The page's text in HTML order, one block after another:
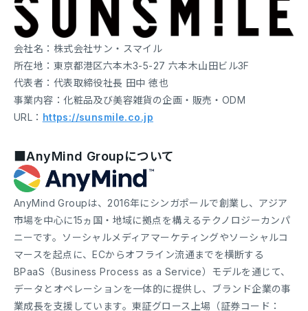
会社名：株式会社サン・スマイル
所在地：東京都港区六本木3-5-27 六本木山田ビル3F
代表者：代表取締役社長 田中 徳也
事業内容：化粧品及び美容雑貨の企画・販売・ODM
URL： https://sunsmile.co.jp
■AnyMind Groupについて
AnyMind Groupは、2016年にシンガポールで創業し、アジア
市場を中心に15ヵ国・地域に拠点を構えるテクノロジーカンパ
ニーです。ソーシャルメディアマーケティングやソーシャルコ
マースを起点に、ECからオフライン流通までを横断する
BPaaS（Business Process as a Service）モデルを通じて、
データとオペレーションを一体的に提供し、ブランド企業の事
業成長を支援しています。東証グロース上場（証券コード：